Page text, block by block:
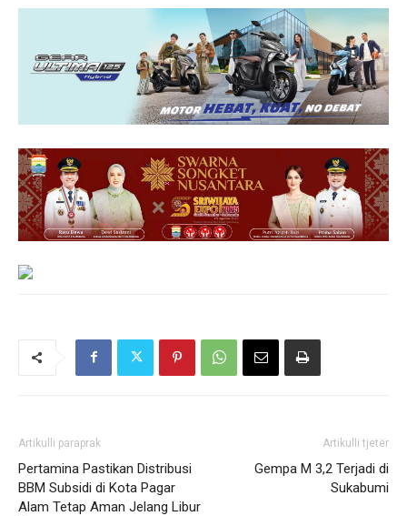
Artikulli paraprak
Pertamina Pastikan Distribusi
BBM Subsidi di Kota Pagar
Alam Tetap Aman Jelang Libur
Artikulli tjetër
Gempa M 3,2 Terjadi di
Sukabumi